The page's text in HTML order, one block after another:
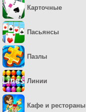
Карточные
Пасьянсы
Пазлы
Линии
Кафе и рестораны